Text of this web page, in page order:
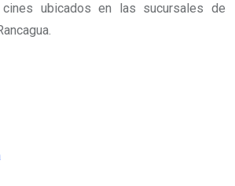
ubicados en las sucursales de